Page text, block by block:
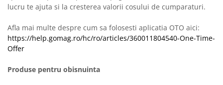
lucru te ajuta si la cresterea valorii cosului de cumparaturi.
Afla mai multe despre cum sa folosesti aplicatia OTO aici:
https://help.gomag.ro/hc/ro/articles/360011804540-One-Time-
Offer
Produse pentru obisnuinta